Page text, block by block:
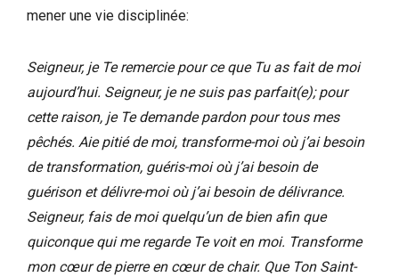
mener une vie disciplinée:
Seigneur, je Te remercie pour ce que Tu as fait de moi
aujourd’hui. Seigneur, je ne suis pas parfait(e); pour
cette raison, je Te demande pardon pour tous mes
pêchés. Aie pitié de moi, transforme-moi où j’ai besoin
de transformation, guéris-moi où j’ai besoin de
guérison et délivre-moi où j’ai besoin de délivrance.
Seigneur, fais de moi quelqu’un de bien afin que
quiconque qui me regarde Te voit en moi. Transforme
mon cœur de pierre en cœur de chair. Que Ton Saint-